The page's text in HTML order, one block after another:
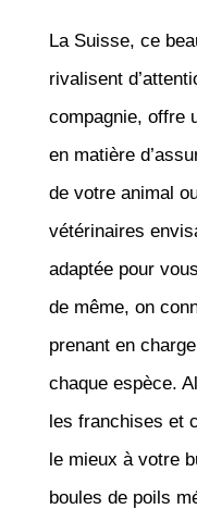
La Suisse, ce
rivalisent
compagnie, offre
en matière
de votre animal
vétérinaires
adaptée pour
de même, on
prenant en
chaque espèce.
les franchises et
le mieux à votre
boules de poils